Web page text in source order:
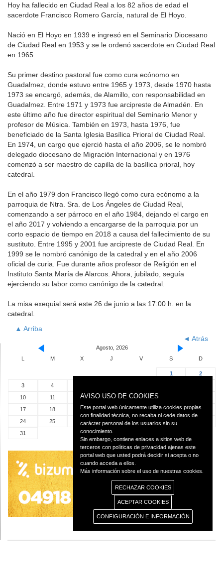
Hoy ha fallecido en Ciudad Real a los 82 años de edad el
sacerdote Francisco Romero García, natural de El Hoyo.
Nació en El Hoyo en 1939 e ingresó en el Seminario Diocesano
de Ciudad Real en 1953 y se le ordenó sacerdote en Ciudad Real
en 1965.
Su primer destino pastoral fue como cura ecónomo en
Guadalmez, donde estuvo entre 1965 y 1973, desde 1970 hasta
1973 se encargó, además, de Alamillo, con responsabilidad en
Guadalmez. Entre 1971 y 1973 fue arcipreste de Almadén. En
este último año fue director espiritual del Seminario Menor y
profesor de Música. También en 1973, hasta 1976, fue
beneficiado de la Santa Iglesia Basílica Prioral de Ciudad Real.
En 1974, un cargo que ejerció hasta el año 2006, se le nombró
delegado diocesano de Migración Internacional y en 1976
comenzó a ser maestro de capilla de la basílica prioral, hoy
catedral.
En el año 1979 don Francisco llegó como cura ecónomo a la
parroquia de Ntra. Sra. de Los Ángeles de Ciudad Real,
comenzando a ser párroco en el año 1984, dejando el cargo en
el año 2017 y volviendo a encargarse de la parroquia por un
corto espacio de tiempo en 2018 a causa del fallecimiento de su
sustituto. Entre 1995 y 2001 fue arcipreste de Ciudad Real. En
1999 se le nombró canónigo de la catedral y en el año 2006
oficial de curia. Fue durante años profesor de Religión en el
Instituto Santa María de Alarcos. Ahora, jubilado, seguía
ejerciendo su labor como canónigo de la catedral.
La misa exequial será este 26 de junio a las 17:00 h. en la
catedral.
▲ Arriba
◄ Atrás
Agosto, 2026
L
M X J V S D
1
2
3
4
10
11 12 13 14
17
18 19 20 21 22
23
24
25 26 27 28 29
31
AVISO USO DE COOKIES
Este portal web únicamente utiliza cookies propias
con finalidad técnica, no recaba ni cede datos de
carácter personal de los usuarios sin su
conocimiento.
Sin embargo, contiene enlaces a sitios web de
terceros con políticas de privacidad ajenas este
portal web que usted podrá decidir si acepta o no
cuando acceda a ellos.
Más información sobre el uso de nuestras cookies.
RECHAZAR COOKIES
ACEPTAR COOKIES
CONFIGURACIÓN E INFORMACIÓN